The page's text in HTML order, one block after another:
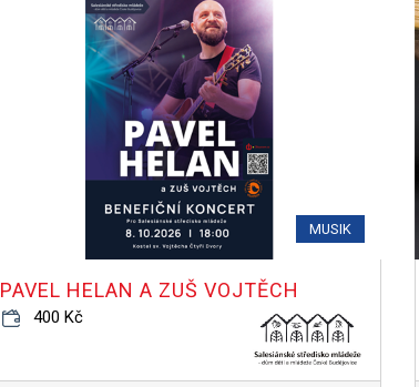
MUSIK
PAVEL HELAN A ZUŠ VOJTĚCH
400 Kč